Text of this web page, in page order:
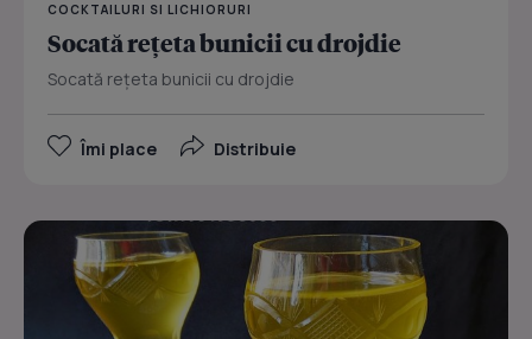
COCKTAILURI SI LICHIORURI
Socată reţeta bunicii cu drojdie
Socată reţeta bunicii cu drojdie
Îmi place Distribuie